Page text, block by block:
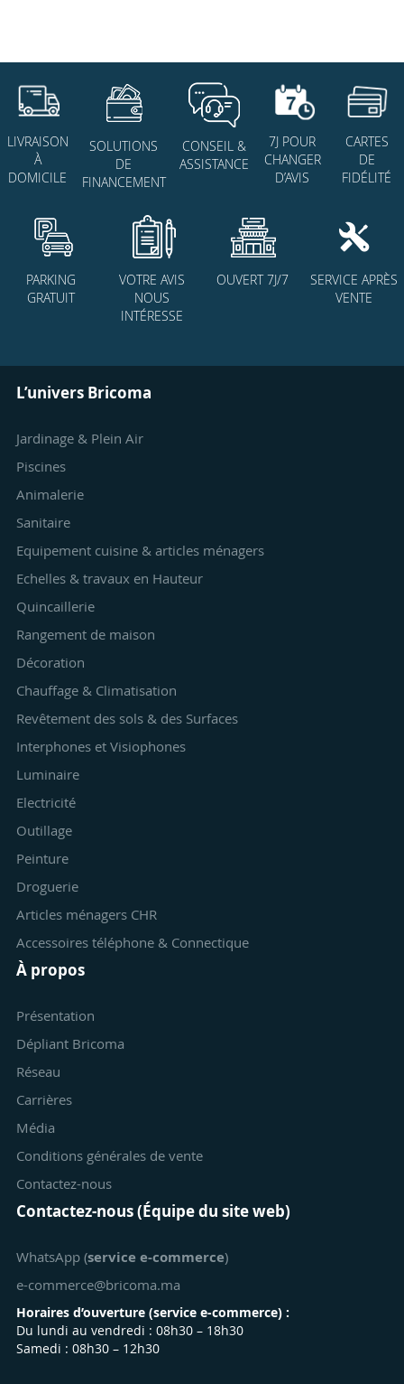
LIVRAISON
À
DOMICILE
SOLUTIONS
DE
FINANCEMENT
CONSEIL &
ASSISTANCE
7J POUR
CHANGER
D’AVIS
CARTES
DE
FIDÉLITÉ
PARKING
GRATUIT
VOTRE AVIS
NOUS
INTÉRESSE
OUVERT 7J/7
SERVICE APRÈS
VENTE
L’univers Bricoma
Jardinage & Plein Air
Piscines
Animalerie
Sanitaire
Equipement cuisine & articles ménagers
Echelles & travaux en Hauteur
Quincaillerie
Rangement de maison
Décoration
Chauffage & Climatisation
Revêtement des sols & des Surfaces
Interphones et Visiophones
Luminaire
Electricité
Outillage
Peinture
Droguerie
Articles ménagers CHR
Accessoires téléphone & Connectique
À propos
Présentation
Dépliant Bricoma
Réseau
Carrières
Média
Conditions générales de vente
Contactez-nous
Contactez-nous (Équipe du site web)
WhatsApp (service e-commerce)
e-commerce@bricoma.ma
Horaires d’ouverture (service e-commerce) :
Du lundi au vendredi : 08h30 – 18h30
Samedi : 08h30 – 12h30